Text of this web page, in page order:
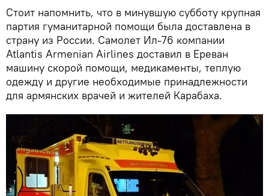
Стоит напомнить, что в минувшую субботу крупная
партия гуманитарной помощи была доставлена в
страну из России. Самолет Ил-76 компании
Atlantis Armenian Airlines доставил в Ереван
машину скорой помощи, медикаменты, теплую
одежду и другие необходимые принадлежности
для армянских врачей и жителей Карабаха.